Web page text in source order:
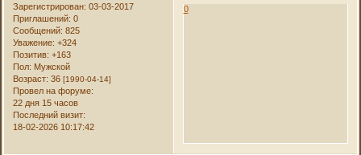
Зарегистрирован: 03-03-2017
Приглашений: 0
Сообщений: 825
Уважение: +324
Позитив: +163
Пол: Мужской
Возраст: 36[1990-04-14]
Провел на форуме:
22 дня 15 часов
Последний визит:
18-02-2026 10:17:42
0